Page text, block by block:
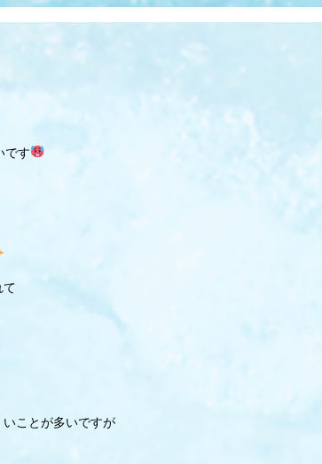
です
て
ことが多いですが